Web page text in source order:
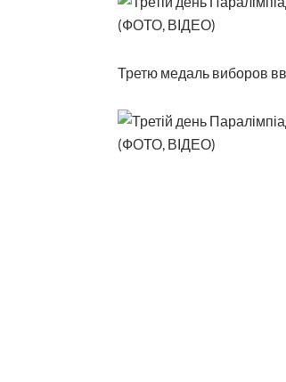
Третю медаль виборов